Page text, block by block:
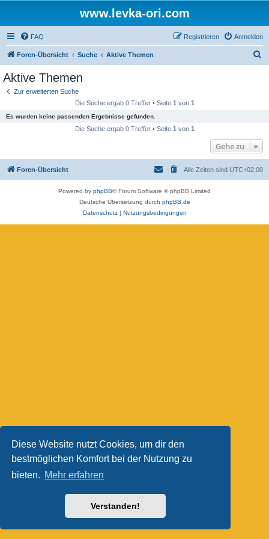
Diese Website nutzt Cookies, um dir den
bestmöglichen Komfort bei der Nutzung zu
bieten. Mehr erfahren
Verstanden!
www.levka-ori.com
FAQ Anmelden
Registrieren
Foren-Übersicht Suche Aktive Themen
Aktive Themen
Zur erweiterten Suche
Die Suche ergab 0 Treffer • Seite 1 von 1
Es wurden keine passenden Ergebnisse gefunden.
Die Suche ergab 0 Treffer • Seite 1 von 1
Gehe zu
Foren-Übersicht Alle Zeiten sind UTC+02:00
Powered by phpBB® Forum Software © phpBB Limited
Deutsche Übersetzung durch phpBB.de
Datenschutz| Nutzungsbedingungen